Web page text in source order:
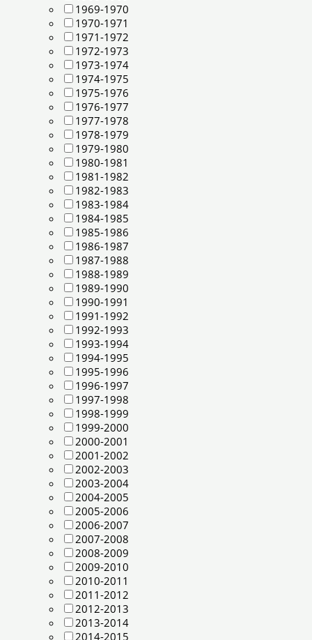
1969-1970
1970-1971
1971-1972
1972-1973
1973-1974
1974-1975
1975-1976
1976-1977
1977-1978
1978-1979
1979-1980
1980-1981
1981-1982
1982-1983
1983-1984
1984-1985
1985-1986
1986-1987
1987-1988
1988-1989
1989-1990
1990-1991
1991-1992
1992-1993
1993-1994
1994-1995
1995-1996
1996-1997
1997-1998
1998-1999
1999-2000
2000-2001
2001-2002
2002-2003
2003-2004
2004-2005
2005-2006
2006-2007
2007-2008
2008-2009
2009-2010
2010-2011
2011-2012
2012-2013
2013-2014
2014-2015